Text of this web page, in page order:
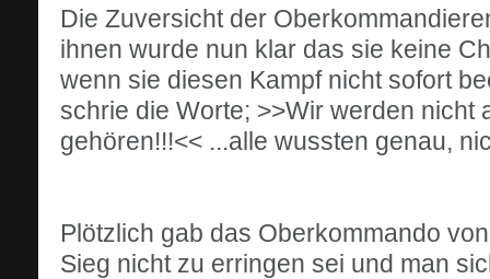
Die Zuversicht der
ihnen wurde nun klar das sie keine
wenn sie diesen Kampf nicht sofort
schrie die Worte; >>Wir werden nicht
gehören!!!<< ...alle wussten genau,
Plötzlich gab das Oberkommando
Sieg nicht zu erringen sei und man